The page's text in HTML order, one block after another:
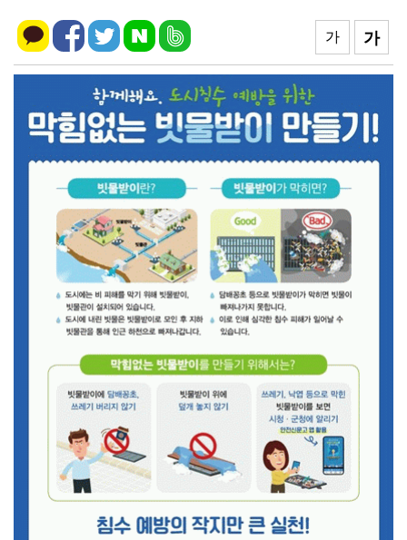
㈜신진기업, 광양사랑상품권 2,100만 원 '통큰' 구...
영암 가뭄 '비상'… 서삼석 농해수위원장, 현장 점검
광양시, '중증장애인생산품' 우선구매 교육…자립 기반 ...
가
가